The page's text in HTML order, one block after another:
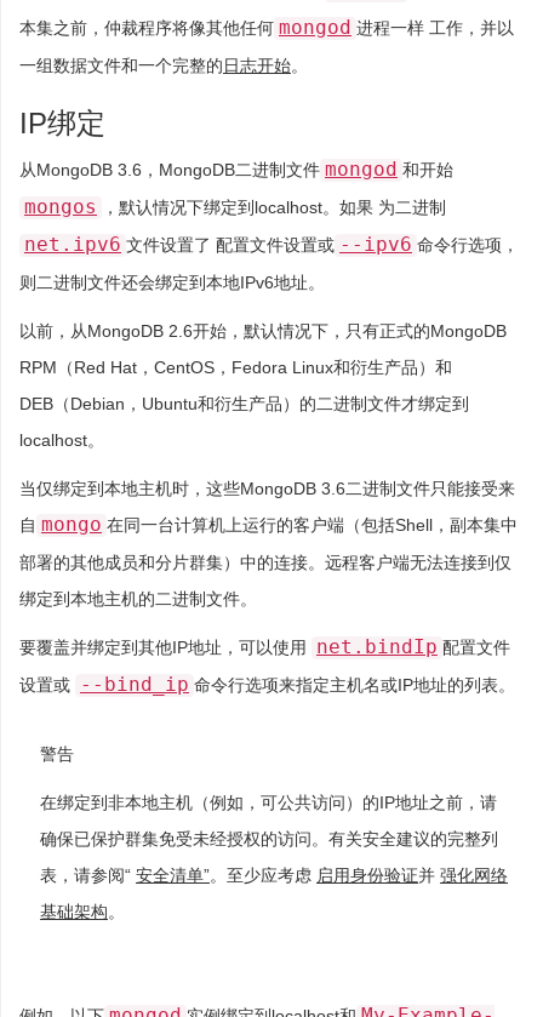
本集之前，仲裁程序将像其他任何 mongod 进程一样 工作，并以
一组数据文件和一个完整的日志开始。
IP绑定
从MongoDB 3.6，MongoDB二进制文件 mongod 和开始
mongos ，默认情况下绑定到localhost。如果 为二进制
net.ipv6 文件设置了 配置文件设置或 --ipv6 命令行选项，
则二进制文件还会绑定到本地IPv6地址。
以前，从MongoDB 2.6开始，默认情况下，只有正式的MongoDB
RPM（Red Hat，CentOS，Fedora Linux和衍生产品）和
DEB（Debian，Ubuntu和衍生产品）的二进制文件才绑定到
localhost。
当仅绑定到本地主机时，这些MongoDB 3.6二进制文件只能接受来
自 mongo 在同一台计算机上运行的客户端（包括Shell，副本集中
部署的其他成员和分片群集）中的连接。远程客户端无法连接到仅
绑定到本地主机的二进制文件。
要覆盖并绑定到其他IP地址，可以使用 net.bindIp 配置文件
设置或
--bind_ip 命令行选项来指定主机名或IP地址的列表。
警告
在绑定到非本地主机（例如，可公共访问）的IP地址之前，请
确保已保护群集免受未经授权的访问。有关安全建议的完整列
表，请参阅“ 安全清单”。至少应考虑 启用身份验证并 强化网络
基础架构。